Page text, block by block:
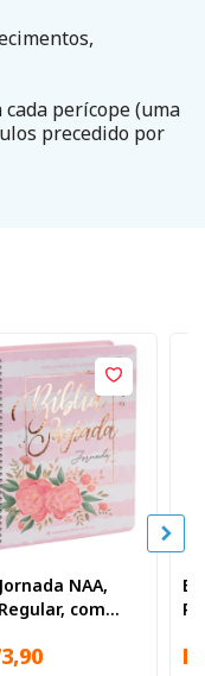
perícope (uma
precedido por
NAA,
com